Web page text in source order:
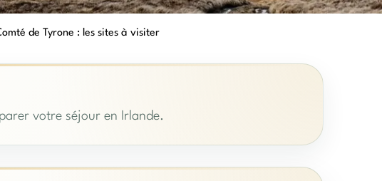
de Tyrone : les sites à visiter
votre séjour en Irlande.